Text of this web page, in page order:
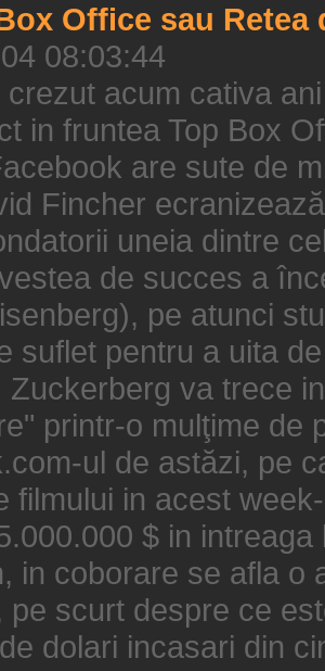
Office sau Retea
08:03:44
crezut acum cativa
in fruntea Top Box
are sute de
Fincher
uneia dintre
de succes a
pe atunci
suflet pentru a uita
Zuckerberg va trece
printr-o mulţime de
ul de astăzi, pe
filmului in acest
$ in
in coborare se afla o
pe scurt despre ce
dolari incasari din